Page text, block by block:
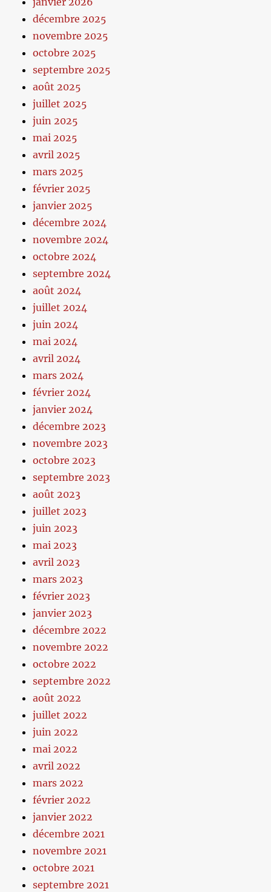
décembre 2025
novembre 2025
octobre 2025
septembre 2025
août 2025
juillet 2025
juin 2025
mai 2025
avril 2025
mars 2025
février 2025
janvier 2025
décembre 2024
novembre 2024
octobre 2024
septembre 2024
août 2024
juillet 2024
juin 2024
mai 2024
avril 2024
mars 2024
février 2024
janvier 2024
décembre 2023
novembre 2023
octobre 2023
septembre 2023
août 2023
juillet 2023
juin 2023
mai 2023
avril 2023
mars 2023
février 2023
janvier 2023
décembre 2022
novembre 2022
octobre 2022
septembre 2022
août 2022
juillet 2022
juin 2022
mai 2022
avril 2022
mars 2022
février 2022
janvier 2022
décembre 2021
novembre 2021
octobre 2021
septembre 2021